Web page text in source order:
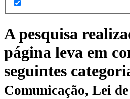
A pesquisa
página leva em
seguintes
Comunicação, Lei de